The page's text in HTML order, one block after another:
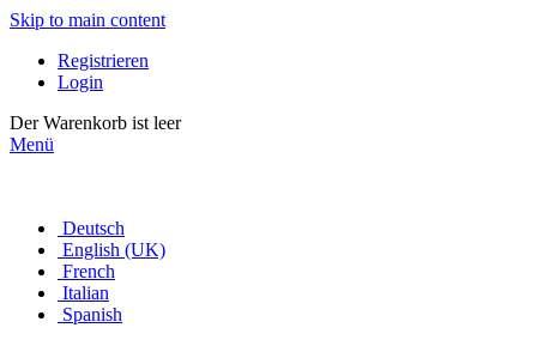
Skip to main content
Registrieren
Login
Der Warenkorb ist leer
Menü
Deutsch
English (UK)
French
Italian
Spanish